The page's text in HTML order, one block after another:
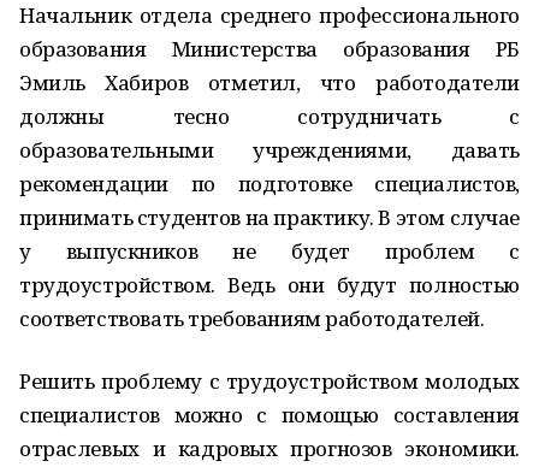
Начальник отдела среднего профессионального
образования Министерства образования РБ
Эмиль Хабиров отметил, что работодатели
должны тесно сотрудничать с
образовательными учреждениями, давать
рекомендации по подготовке специалистов,
принимать студентов на практику. В этом случае
у выпускников не будет проблем с
трудоустройством. Ведь они будут полностью
соответствовать требованиям работодателей.
Решить проблему с трудоустройством молодых
специалистов можно с помощью составления
отраслевых и кадровых прогнозов экономики.